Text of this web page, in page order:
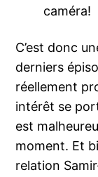
caméra!
C’est donc
derniers
réellement
intérêt se
est
moment. Et
relation